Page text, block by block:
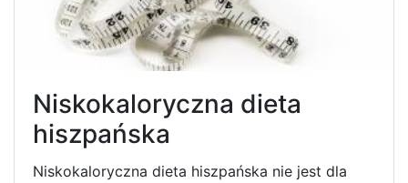
Niskokaloryczna dieta
hiszpańska
Niskokaloryczna dieta hiszpańska nie jest dla